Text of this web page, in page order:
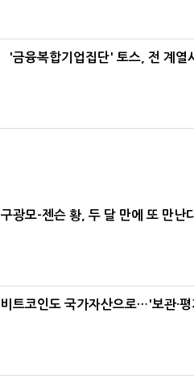
'금융복합기업집단' 토스, 전 계열
구광모-젠슨 황, 두 달 만에 또 만난
비트코인도 국가자산으로…'보관·평